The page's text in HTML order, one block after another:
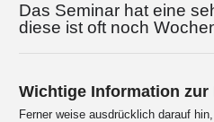
Das Seminar hat eine
diese ist oft noch
Wichtige Information zur
Ferner weise ausdrücklich darauf